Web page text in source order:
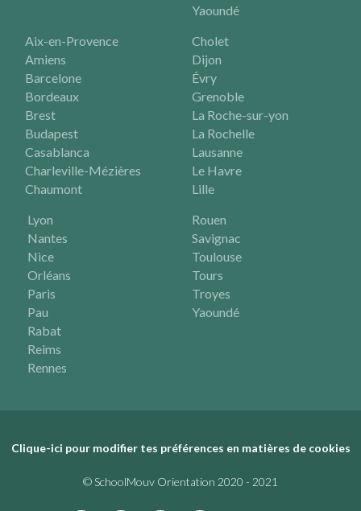
Yaoundé
Aix-en-Provence
Amiens
Barcelone
Bordeaux
Brest
Budapest
Casablanca
Charleville-Mézières
Chaumont
Cholet
Dijon
Évry
Grenoble
La Roche-sur-yon
La Rochelle
Lausanne
Le Havre
Lille
Lyon
Nantes
Nice
Orléans
Paris
Pau
Rabat
Reims
Rennes
Rouen
Savignac
Toulouse
Tours
Troyes
Yaoundé
Clique-ici pour modifier tes préférences en matières de cookies
© SchoolMouv Orientation 2020 - 2021